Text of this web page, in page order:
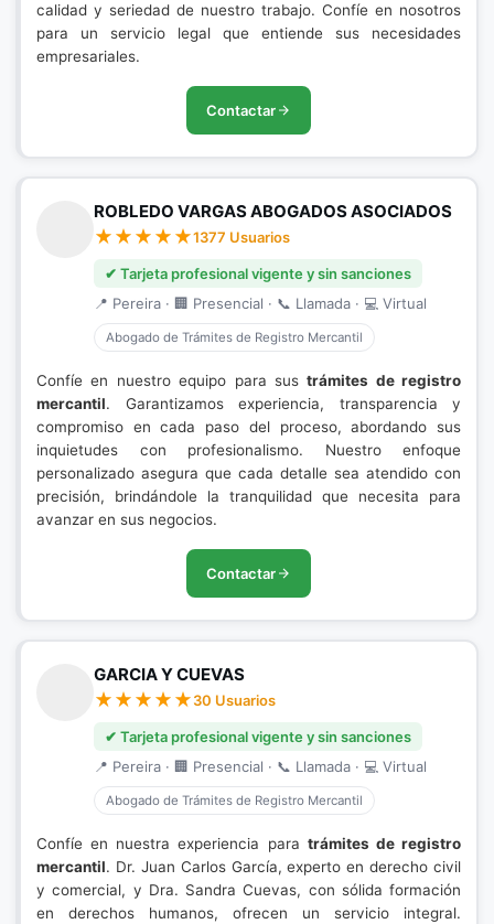
calidad y seriedad de nuestro trabajo. Confíe en nosotros
para un servicio legal que entiende sus necesidades
empresariales.
Contactar
ROBLEDO VARGAS ABOGADOS ASOCIADOS
1377 Usuarios
✔ Tarjeta profesional vigente y sin sanciones
📍 Pereira · 🏢 Presencial · 📞 Llamada · 💻 Virtual
Abogado de Trámites de Registro Mercantil
Confíe en nuestro equipo para sustrámites de registro
mercantil. Garantizamos experiencia, transparencia y
compromiso en cada paso del proceso, abordando sus
inquietudes con profesionalismo. Nuestro enfoque
personalizado asegura que cada detalle sea atendido con
precisión, brindándole la tranquilidad que necesita para
avanzar en sus negocios.
Contactar
GARCIA Y CUEVAS
30 Usuarios
✔ Tarjeta profesional vigente y sin sanciones
📍 Pereira · 🏢 Presencial · 📞 Llamada · 💻 Virtual
Abogado de Trámites de Registro Mercantil
Confíe en nuestra experiencia para trámites de registro
mercantil. Dr. Juan Carlos García, experto en derecho civil
y comercial, y Dra. Sandra Cuevas, con sólida formación
en derechos humanos, ofrecen un servicio integral.